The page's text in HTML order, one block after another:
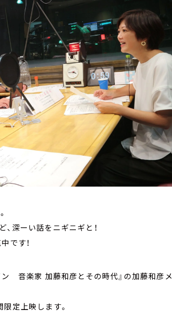
深ーい話をニギニギと！
です！
音楽家 加藤和彦とその時代』の加藤和彦メ
定上映します。